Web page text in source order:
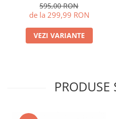
595,00 RON
de la 299,99 RON
VEZI VARIANTE
PRODUSE